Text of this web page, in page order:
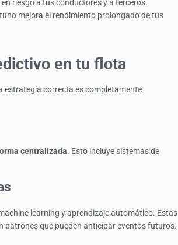
riesgo a tus conductores y a terceros.
mejora el rendimiento prolongado de tus
en tu flota
estrategia correcta es completamente
centralizada. Esto incluye sistemas de
learning y aprendizaje automático. Estas
patrones que pueden anticipar eventos futuros.